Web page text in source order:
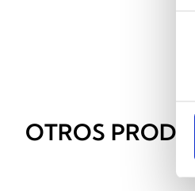
OTROS